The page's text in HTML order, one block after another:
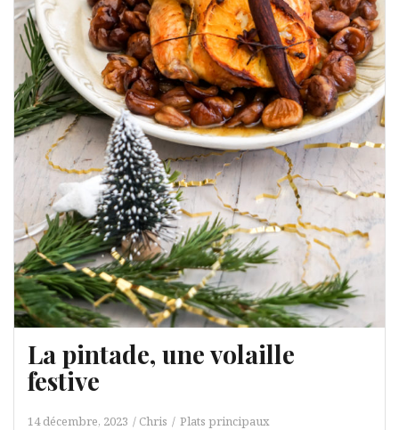
La pintade, une volaille
festive
14 décembre, 2023 Chris Plats principaux